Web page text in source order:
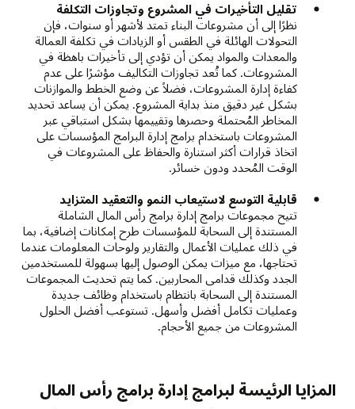
تقليل التأخيرات في المشروع وتجاوزات التكلفة
نظرًا إلى أن مشروعات البناء تمتد لأشهر أو سنوات، فإن
التحولات الهائلة في الطقس أو الزيادات في تكلفة العمالة
والمعدات والمواد يمكن أن تؤدي إلى تأخيرات باهظة في
المشروعات. كما تُعد تجاوزات التكاليف مؤشرًا على عدم
كفاءة إدارة المشروعات، فضلاً عن وضع الخطط والموازنات
بشكل غير دقيق منذ بداية المشروع. يمكن أن يساعد تحديد
المخاطر المُحتملة وحصرها وتقييمها بشكل استباقي عبر
المشروعات باستخدام برامج إدارة البرامج المؤسسات على
اتخاذ قرارات أكثر استنارة والحفاظ على المشروعات في
الوقت المُحدد ودون خسائر.
قابلية التوسع لاستيعاب النمو والتعقيد المتزايد
تتيح مجموعات برامج إدارة برامج رأس المال الشاملة
المستندة إلى السحابة للمؤسسات طرح إمكانات إضافية، بما
في ذلك عمليات الأعمال والتقارير ولوحات المعلومات عندما
تحتاجها، مع ميزات يمكن الوصول إليها بسهولة للمستخدمين
الجدد وكذلك قدامى المحاربين. كما يتم تحديث المجموعات
المستندة إلى السحابة بانتظام باستخدام وظائف جديدة
وعمليات تكامل أفضل وأسهل. تستوعب أفضل الحلول
المشروعات من جميع الأحجام.
المزايا الرئيسة لبرامج إدارة برامج رأس المال